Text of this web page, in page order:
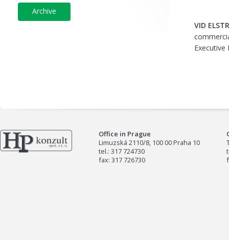
VID
Executive
archive
Office in Prague
Limuzská 2110/8, 100 00 Praha 10
tel.: 317 724730
fax: 317 726730